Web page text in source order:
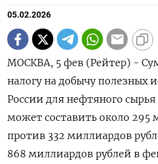
05.02.2026
МОСКВА, 5 фев (Рейтер) -
налогу на добычу полезных
России для нефтяного
может составить около 295
против 332 миллиардов
868 миллиардов рублей в